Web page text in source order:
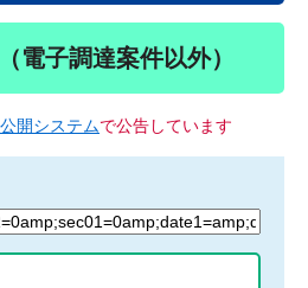
電子調達案件以外）
開システムで公告しています